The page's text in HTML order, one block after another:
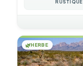
RUSTIQUE
🌿HERBE